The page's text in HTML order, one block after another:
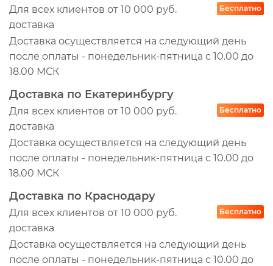
EKO012711
RF3054AB
ST40300AB
PG3009KIT
AF27869
A89050S
SFA9051SET
Для всех клиентов от 10 000 руб.
доставка
Бесплатно
Доставка осуществляется на следующий день
после оплаты - понедельник-пятница с 10.00 до
18.00 МСК
Доставка по Екатеринбургу
Для всех клиентов от 10 000 руб.
доставка
Бесплатно
Доставка осуществляется на следующий день
после оплаты - понедельник-пятница с 10.00 до
18.00 МСК
Доставка по Краснодару
Для всех клиентов от 10 000 руб.
доставка
Бесплатно
Доставка осуществляется на следующий день
после оплаты - понедельник-пятница с 10.00 до